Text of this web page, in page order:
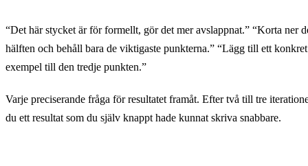
“Det här stycket är för formellt, gör det mer avslappnat.” “Korta ner
hälften och behåll bara de viktigaste punkterna.” “Lägg till ett konkret
exempel till den tredje punkten.”
Varje preciserande fråga för resultatet framåt. Efter två till tre
du ett resultat som du själv knappt hade kunnat skriva snabbare.